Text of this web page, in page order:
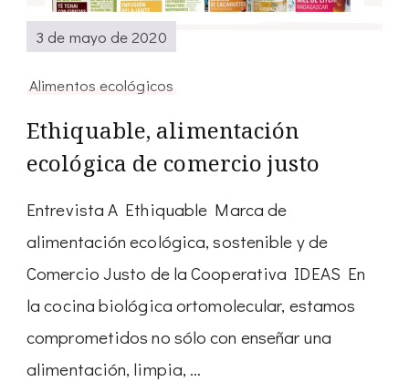
3 de mayo de 2020
Alimentos ecológicos
Ethiquable, alimentación
ecológica de comercio justo
Entrevista A Ethiquable Marca de
alimentación ecológica, sostenible y de
Comercio Justo de la Cooperativa IDEAS En
la cocina biológica ortomolecular, estamos
comprometidos no sólo con enseñar una
alimentación, limpia, …